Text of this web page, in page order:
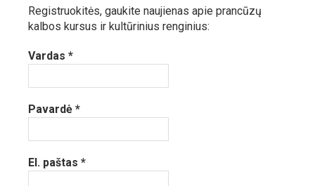
Registruokitės, gaukite naujienas apie prancūzų
kalbos kursus ir kultūrinius renginius:
Vardas *
Pavardė *
El. paštas *